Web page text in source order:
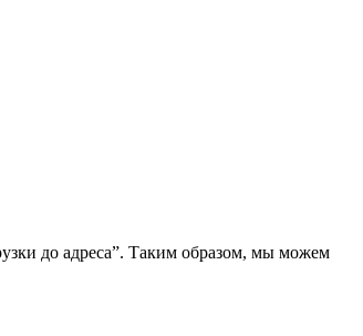
до адреса”. Таким образом, мы можем